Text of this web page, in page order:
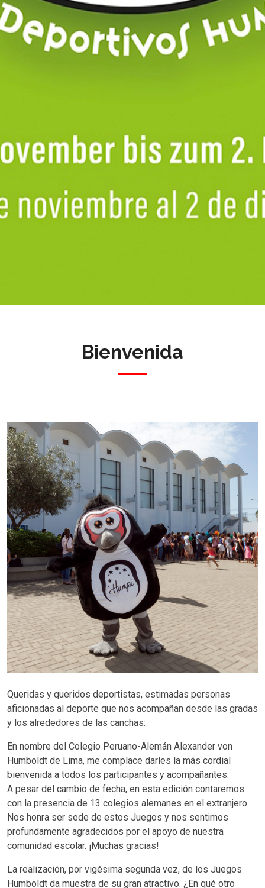
Bienvenida
Queridas y queridos deportistas, estimadas personas
aficionadas al deporte que nos acompañan desde las gradas
y los alrededores de las canchas:
En nombre del Colegio Peruano-Alemán Alexander von
Humboldt de Lima, me complace darles la más cordial
bienvenida a todos los participantes y acompañantes.
A pesar del cambio de fecha, en esta edición contaremos
con la presencia de 13 colegios alemanes en el extranjero.
Nos honra ser sede de estos Juegos y nos sentimos
profundamente agradecidos por el apoyo de nuestra
comunidad escolar. ¡Muchas gracias!
La realización, por vigésima segunda vez, de los Juegos
Humboldt da muestra de su gran atractivo. ¿En qué otro